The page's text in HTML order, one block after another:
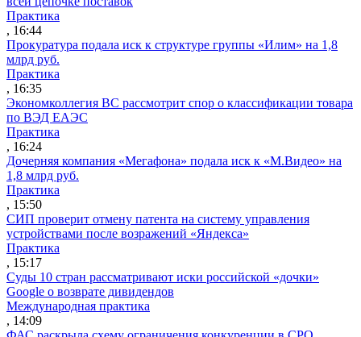
Практика
, 16:44
Прокуратура подала иск к структуре группы «Илим» на 1,8
млрд руб.
Практика
, 16:35
Экономколлегия ВС рассмотрит спор о классификации товара
по ВЭД ЕАЭС
Практика
, 16:24
Дочерняя компания «Мегафона» подала иск к «М.Видео» на
1,8 млрд руб.
Практика
, 15:50
СИП проверит отмену патента на систему управления
устройствами после возражений «Яндекса»
Практика
, 15:17
Суды 10 стран рассматривают иски российской «дочки»
Google о возврате дивидендов
Международная практика
, 14:09